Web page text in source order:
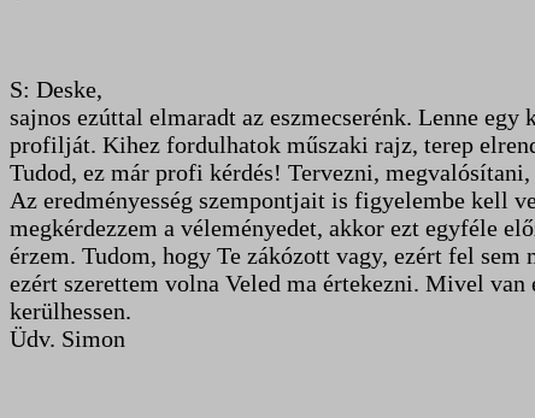
S: Deske,
sajnos ezúttal elmaradt az eszmecserénk. Lenne
profilját. Kihez fordulhatok műszaki rajz, terep
Tudod, ez már profi kérdés! Tervezni,
Az eredményesség szempontjait is figyelembe kell
megkérdezzem a véleményedet, akkor ezt egyféle
érzem. Tudom, hogy Te zákózott vagy, ezért fel
ezért szerettem volna Veled ma értekezni. Mivel
kerülhessen.
Üdv. Simon